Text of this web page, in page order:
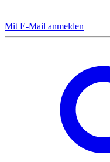
Mit E-Mail anmelden